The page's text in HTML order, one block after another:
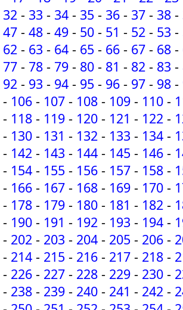
32 - 33 - 34 - 35 - 36 - 37 - 38 -
47 - 48 - 49 - 50 - 51 - 52 - 53 -
62 - 63 - 64 - 65 - 66 - 67 - 68 -
77 - 78 - 79 - 80 - 81 - 82 - 83 -
92 - 93 - 94 - 95 - 96 - 97 - 98 -
- 106 - 107 - 108 - 109 - 110 -
- 118 - 119 - 120 - 121 - 122 -
- 130 - 131 - 132 - 133 - 134 -
- 142 - 143 - 144 - 145 - 146 -
- 154 - 155 - 156 - 157 - 158 -
- 166 - 167 - 168 - 169 - 170 -
- 178 - 179 - 180 - 181 - 182 -
- 190 - 191 - 192 - 193 - 194 -
- 202 - 203 - 204 - 205 - 206 -
- 214 - 215 - 216 - 217 - 218 -
- 226 - 227 - 228 - 229 - 230 -
- 238 - 239 - 240 - 241 - 242 -